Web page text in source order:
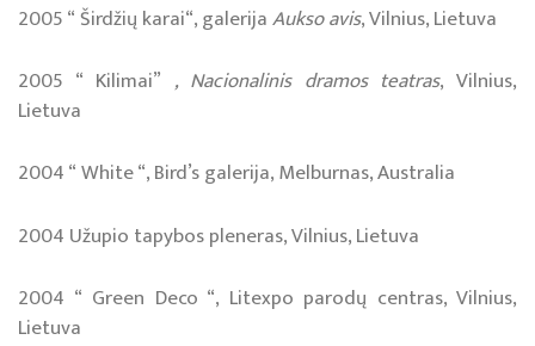
2005 “ Širdžių karai“, galerijaAukso avis, Vilnius, Lietuva
2005 “ Kilimai” , Nacionalinis dramos teatras, Vilnius,
Lietuva
2004 “ White “, Bird’s galerija, Melburnas, Australia
2004 Užupio tapybos pleneras, Vilnius, Lietuva
2004 “ Green Deco “, Litexpo parodų centras, Vilnius,
Lietuva